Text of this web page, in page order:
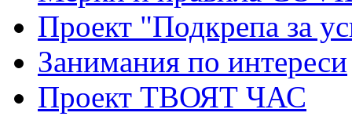
Проект "Подкрепа за
Занимания по интереси
Проект ТВОЯТ ЧАС